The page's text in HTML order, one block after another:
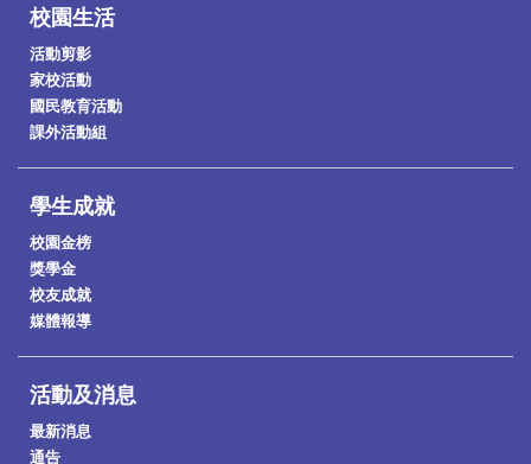
校園生活
活動剪影
家校活動
國民教育活動
課外活動組
學生成就
校園金榜
獎學金
校友成就
媒體報導
活動及消息
最新消息
通告